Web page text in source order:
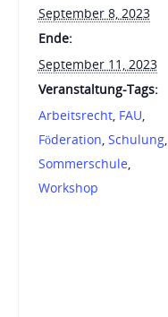
September 8, 2023
Ende:
September 11, 2023
Veranstaltung-Tags:
Arbeitsrecht, FAU,
Föderation, Schulung,
Sommerschule,
Workshop